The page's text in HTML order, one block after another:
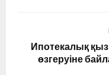
Ипотекалық
өзгеруіне